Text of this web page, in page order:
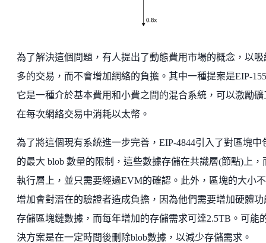
為了解決這個問題，有人提出了動態費用市場的概念，以吸
多的交易，而不會增加網絡的負擔。其中一種提案是EIP-
它是一種介於基本費用和小費之間的混合系統，可以激勵礦
在每次網絡交易中消耗以太幣。
為了將這個現有系統進一步完善，EIP-4844引入了對區塊中
的最大 blob 數量的限制，這些數據存儲在共識層(節點)上，
執行層上，並只需要經過EVM的確認。此外，區塊的大小
增加會對潛在的驗證者造成負擔，因為他們需要增加硬體功
存儲區塊鏈數據，而每年增加的存儲需求可達2.5TB。可能
決方案是在一定時間後刪除blob數據，以減少存儲需求。